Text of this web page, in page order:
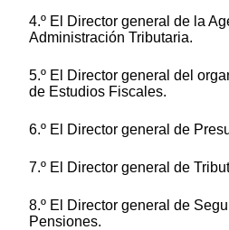
4.º El Director general de la
Administración Tributaria.
5.º El Director general del
de Estudios Fiscales.
6.º El Director general de
7.º El Director general de
8.º El Director general de
Pensiones.